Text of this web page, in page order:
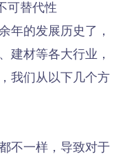
替代性
的发展历史了，
建材等各大行业，
我们从以下几个方
一样，导致对于